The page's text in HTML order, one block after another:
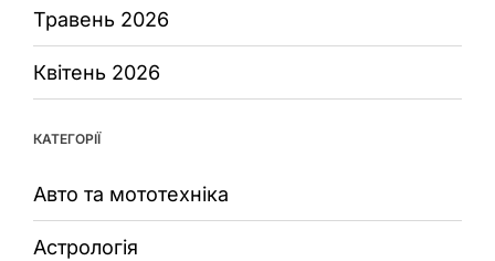
Травень 2026
Квітень 2026
КАТЕГОРІЇ
Авто та мототехніка
Астрологія